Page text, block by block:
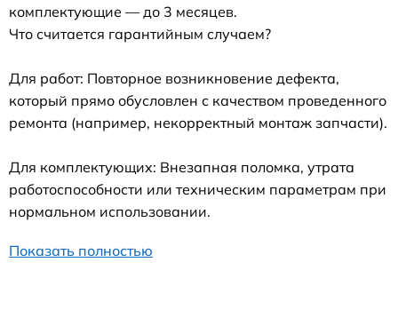
комплектующие — до 3 месяцев.
Что считается гарантийным случаем?
Для работ: Повторное возникновение дефекта,
который прямо обусловлен с качеством проведенного
ремонта (например, некорректный монтаж запчасти).
Для комплектующих: Внезапная поломка, утрата
работоспособности или техническим параметрам при
нормальном использовании.
Показать полностью